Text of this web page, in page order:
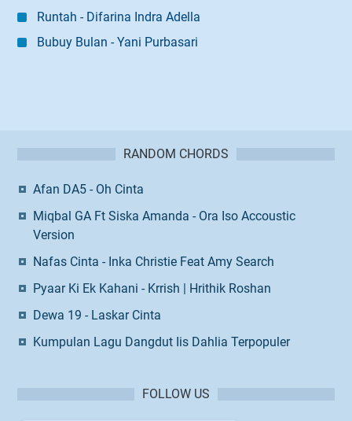
Runtah - Difarina Indra Adella
Bubuy Bulan - Yani Purbasari
RANDOM CHORDS
Afan DA5 - Oh Cinta
Miqbal GA Ft Siska Amanda - Ora Iso Accoustic
Version
Nafas Cinta - Inka Christie Feat Amy Search
Pyaar Ki Ek Kahani - Krrish | Hrithik Roshan
Dewa 19 - Laskar Cinta
Kumpulan Lagu Dangdut Iis Dahlia Terpopuler
FOLLOW US